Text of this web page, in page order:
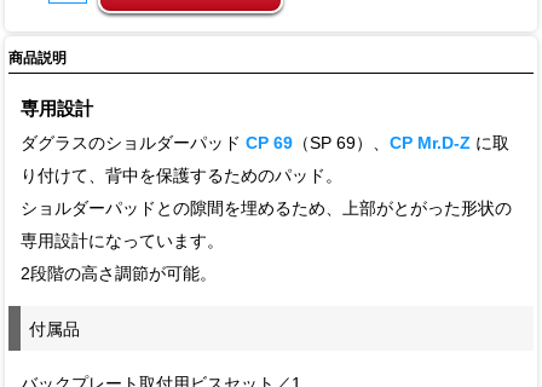
商品説明
専用設計
ダグラスのショルダーパッドCP 69 （SP 69）、CP Mr.D-Z に取
り付けて、背中を保護するためのパッド。
ショルダーパッドとの隙間を埋めるため、上部がとがった形状の
専用設計になっています。
2段階の高さ調節が可能。
付属品